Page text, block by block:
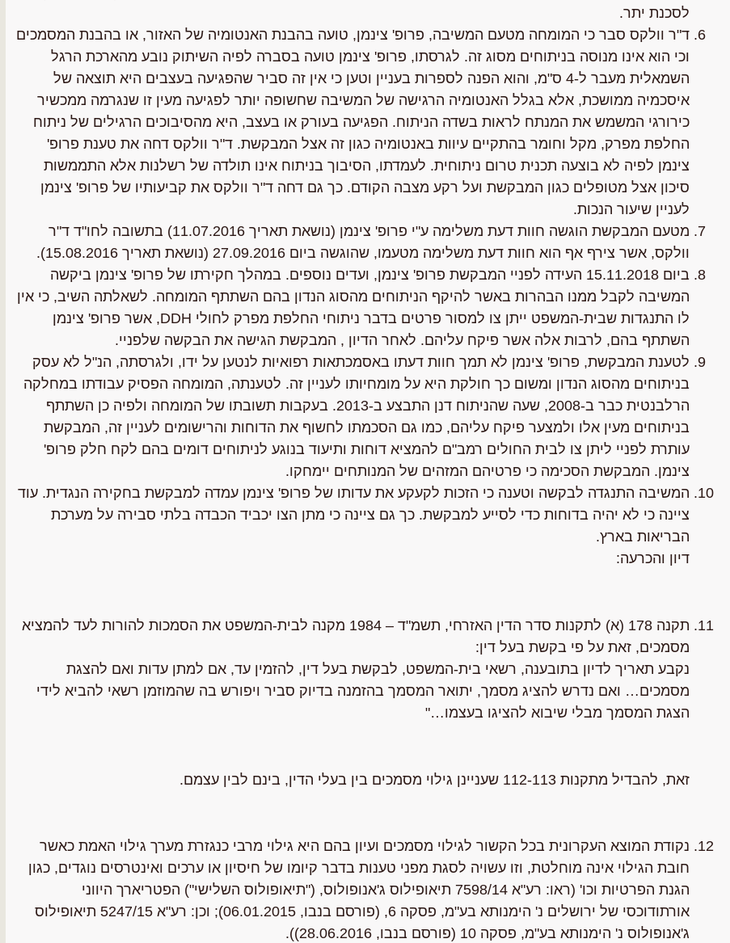
לסכנת יתר.
ד"ר וולקס סבר כי המומחה מטעם המשיבה, פרופ' צינמן, טועה בהבנת האנטומיה של האזור, או בהבנת המסמכים
וכי הוא אינו מנוסה בניתוחים מסוג זה. לגרסתו, פרופ' צינמן טועה בסברה לפיה השיתוק נובע מהארכת הרגל
השמאלית מעבר ל-4 ס"מ, והוא הפנה לספרות בעניין וטען כי אין זה סביר שהפגיעה בעצבים היא תוצאה של
איסכמיה ממושכת, אלא בגלל האנטומיה הרגישה של המשיבה שחשופה יותר לפגיעה מעין זו שנגרמה ממכשיר
כירורגי המשמש את המנתח לראות בשדה הניתוח. הפגיעה בעורק או בעצב, היא מהסיבוכים הרגילים של ניתוח
החלפת מפרק, מקל וחומר בהתקיים עיוות באנטומיה כגון זה אצל המבקשת. ד"ר וולקס דחה את טענת פרופ'
צינמן לפיה לא בוצעה תכנית טרום ניתוחית. לעמדתו, הסיבוך בניתוח אינו תולדה של רשלנות אלא התממשות
סיכון אצל מטופלים כגון המבקשת ועל רקע מצבה הקודם. כך גם דחה ד"ר וולקס את קביעותיו של פרופ' צינמן
לעניין שיעור הנכות.
מטעם המבקשת הוגשה חוות דעת משלימה ע"י פרופ' צינמן (נושאת תאריך 11.07.2016) בתשובה לחו"ד ד"ר
וולקס, אשר צירף אף הוא חוות דעת משלימה מטעמו, שהוגשה ביום 27.09.2016 (נושאת תאריך 15.08.2016).
ביום 15.11.2018 העידה לפניי המבקשת פרופ' צינמן, ועדים נוספים. במהלך חקירתו של פרופ' צינמן ביקשה
המשיבה לקבל ממנו הבהרות באשר להיקף הניתוחים מהסוג הנדון בהם השתתף המומחה. לשאלתה השיב, כי אין
לו התנגדות שבית-המשפט ייתן צו למסור פרטים בדבר ניתוחי החלפת מפרק לחולי DDH, אשר פרופ' צינמן
השתתף בהם, לרבות אלה אשר פיקח עליהם. לאחר הדיון , המבקשת הגישה את הבקשה שלפניי.
לטענת המבקשת, פרופ' צינמן לא תמך חוות דעתו באסמכתאות רפואיות לנטען על ידו, ולגרסתה, הנ"ל לא עסק
בניתוחים מהסוג הנדון ומשום כך חולקת היא על מומחיותו לעניין זה. לטענתה, המומחה הפסיק עבודתו במחלקה
הרלבנטית כבר ב-2008, שעה שהניתוח דנן התבצע ב-2013. בעקבות תשובתו של המומחה ולפיה כן השתתף
בניתוחים מעין אלו ולמצער פיקח עליהם, כמו גם הסכמתו לחשוף את הדוחות והרישומים לעניין זה, המבקשת
עותרת לפניי ליתן צו לבית החולים רמב"ם להמציא דוחות ותיעוד בנוגע לניתוחים דומים בהם לקח חלק פרופ'
צינמן. המבקשת הסכימה כי פרטיהם המזהים של המנותחים יימחקו.
המשיבה התנגדה לבקשה וטענה כי הזכות לקעקע את עדותו של פרופ' צינמן עמדה למבקשת בחקירה הנגדית. עוד
ציינה כי לא יהיה בדוחות כדי לסייע למבקשת. כך גם ציינה כי מתן הצו יכביד הכבדה בלתי סבירה על מערכת
הבריאות בארץ.
דיון והכרעה:
תקנה 178 (א) לתקנות סדר הדין האזרחי, תשמ"ד – 1984 מקנה לבית-המשפט את הסמכות להורות לעד להמציא
מסמכים, זאת על פי בקשת בעל דין:
נקבע תאריך לדיון בתובענה, רשאי בית-המשפט, לבקשת בעל דין, להזמין עד, אם למתן עדות ואם להצגת
מסמכים… ואם נדרש להציג מסמך, יתואר המסמך בהזמנה בדיוק סביר ויפורש בה שהמוזמן רשאי להביא לידי
הצגת המסמך מבלי שיבוא להציגו בעצמו…"
זאת, להבדיל מתקנות 112-113 שעניינן גילוי מסמכים בין בעלי הדין, בינם לבין עצמם.
נקודת המוצא העקרונית בכל הקשור לגילוי מסמכים ועיון בהם היא גילוי מרבי כנגזרת מערך גילוי האמת כאשר
חובת הגילוי אינה מוחלטת, וזו עשויה לסגת מפני טענות בדבר קיומו של חיסיון או ערכים ואינטרסים נוגדים, כגון
הגנת הפרטיות וכו' (ראו: רע"א 7598/14 תיאופילוס ג'אנופולוס, ("תיאופולוס השלישי") הפטריארך היווני
אורתודוכסי של ירושלים נ' הימנותא בע"מ, פסקה 6, (פורסם בנבו, 06.01.2015); וכן: רע"א 5247/15 תיאופילוס
ג'אנופולוס נ' הימנותא בע"מ, פסקה 10 (פורסם בנבו, 28.06.2016)).